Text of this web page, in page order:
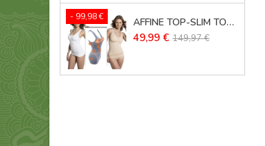
- 99,98 € AFFINE TOP-SLIM TOP LOT DE 3
Prix
49,99 € Prix
149,97 €